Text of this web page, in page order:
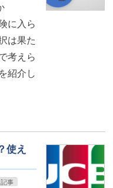
に入ら
は果た
考えら
紹介し
使え
事